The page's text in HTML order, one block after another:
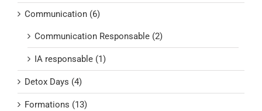
Communication (6)
Communication Responsable (2)
IA responsable (1)
Detox Days (4)
Formations (13)